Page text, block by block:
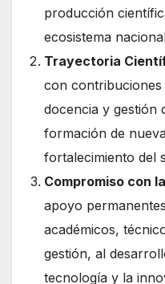
producción
ecosistema
Trayectoria
con contribuciones
docencia y gestión
formación de
fortalecimiento del
Compromiso con
apoyo
académicos,
gestión, al
tecnología y la